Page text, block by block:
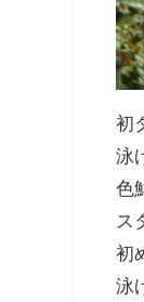
初
泳
色
ス
初
泳